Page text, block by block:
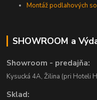
Montáž podlahových
SHOWROOM a
Showroom - predajňa:
Kysucká 4A, Žilina (pri Hoteli
Sklad: